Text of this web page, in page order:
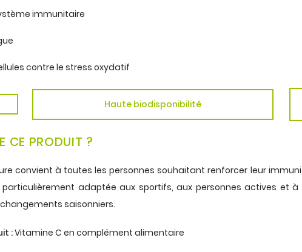
immunitaire
contre le stress oxydatif
Haute biodisponibilité
CE PRODUIT ?
convient à toutes les personnes souhaitant renforcer leur
particulièrement adaptée aux sportifs, aux personnes actives et
saisonniers.
:Vitamine C en complément alimentaire